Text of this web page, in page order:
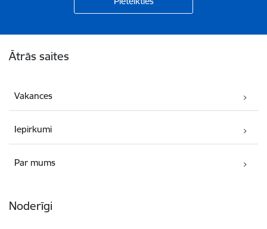
Ātrās saites
Vakances
Iepirkumi
Par mums
Noderīgi